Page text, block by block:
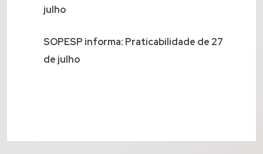
julho
SOPESP informa: Praticabilidade de 27
de julho